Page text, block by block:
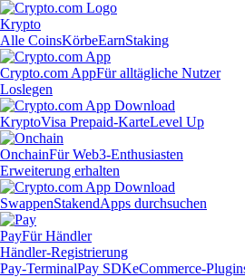
Krypto
Alle CoinsKörbeEarnStaking
Crypto.com AppFür alltägliche Nutzer
Loslegen
KryptoVisa Prepaid-KarteLevel Up
OnchainFür Web3-Enthusiasten
Erweiterung erhalten
SwappenStakendApps durchsuchen
PayFür Händler
Händler-Registrierung
Pay-TerminalPay SDKeCommerce-